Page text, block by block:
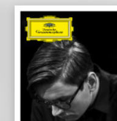
vergangen
BWV
614